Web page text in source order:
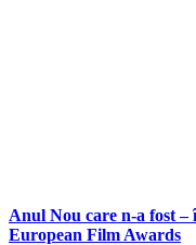
Anul Nou care n-a fost –
European Film Awards